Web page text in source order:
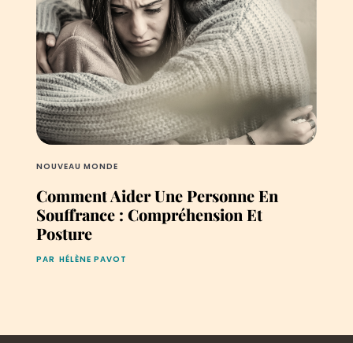
NOUVEAU MONDE
Comment Aider Une Personne En
Souffrance : Compréhension Et
Posture
PAR HÉLÈNE PAVOT